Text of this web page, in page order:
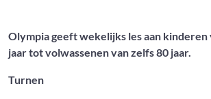
Olympia geeft wekelijks les aan kinderen
jaar tot volwassenen van zelfs 80 jaar.
Turnen